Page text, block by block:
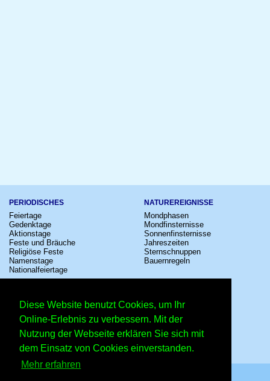
Diese Website benutzt Cookies, um Ihr
Online-Erlebnis zu verbessern. Mit der
Nutzung der Webseite erklären Sie sich mit
dem Einsatz von Cookies einverstanden.
Mehr erfahren
PERIODISCHES
Feiertage
Gedenktage
Aktionstage
Feste und Bräuche
Religiöse Feste
Namenstage
Nationalfeiertage
NATUREREIGNISSE
Mondphasen
Mondfinsternisse
Sonnenfinsternisse
Jahreszeiten
Sternschnuppen
Bauernregeln
Kinostarts
Festivals
Fußball
Comedy
Shows
Sternzeichen
Schalttage
Messen
Erinnerungen
Volksfeste